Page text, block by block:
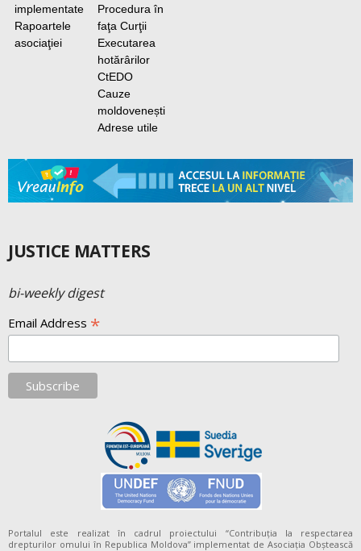
implementate
Rapoartele
asociaţiei
Procedura în
faţa Curţii
Executarea
hotărârilor
CtEDO
Cauze
moldovenești
Adrese utile
JUSTICE MATTERS
bi-weekly digest
Email Address *
Portalul este realizat în cadrul proiectului “Contribuția la respectarea
drepturilor omului în Republica Moldova” implementat de Asociația Obștească